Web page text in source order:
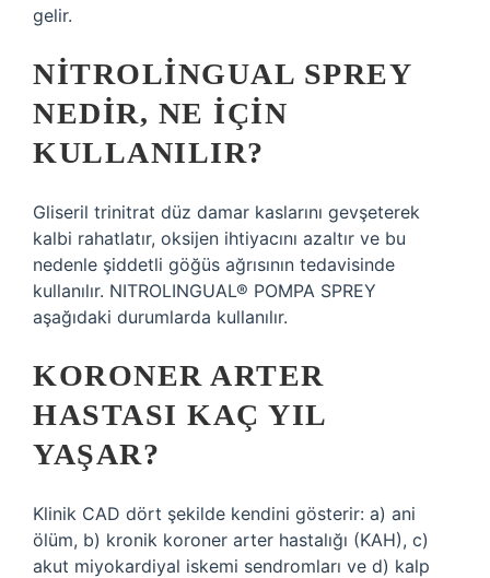
gelir.
NITROLINGUAL SPREY
NEDIR, NE IÇIN
KULLANILIR?
Gliseril trinitrat düz damar kaslarını gevşeterek
kalbi rahatlatır, oksijen ihtiyacını azaltır ve bu
nedenle şiddetli göğüs ağrısının tedavisinde
kullanılır. NITROLINGUAL® POMPA SPREY
aşağıdaki durumlarda kullanılır.
KORONER ARTER
HASTASI KAÇ YIL
YAŞAR?
Klinik CAD dört şekilde kendini gösterir: a) ani
ölüm, b) kronik koroner arter hastalığı (KAH), c)
akut miyokardiyal iskemi sendromları ve d) kalp